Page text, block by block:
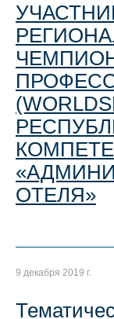
ОТЕЛЯ»
9 декабря 2019 г.